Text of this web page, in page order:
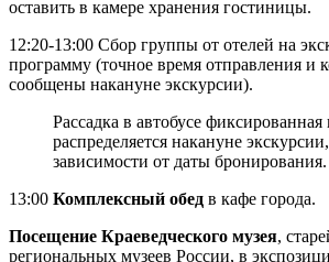
оставить в камере хранения гостиницы.
12:20-13:00 Сбор группы от отелей на
программу (точное время отправления и
сообщены накануне экскурсии).
Рассадка в автобусе фиксированная
распределяется накануне
зависимости от даты бронирования.
13:00 Комплексный обед в кафе города.
Посещение Краеведческого музея,
региональных музеев России, в